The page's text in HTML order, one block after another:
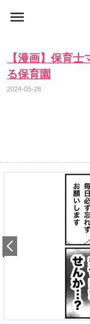
【漫画】保育
る保育園
2024-05-28